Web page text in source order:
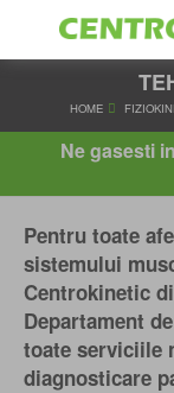
HOME
Ne gasesti
Pentru toate
sistemului
Centrokinetic
Departament
toate serviciile
diagnosticare